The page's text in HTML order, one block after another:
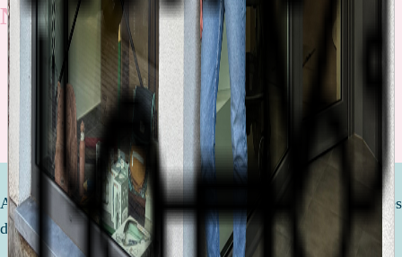
Nos promotions
Découvrez toutes nos promotions
Attendre un enfant est l'une des étapes les plus importantes
de votre vie.